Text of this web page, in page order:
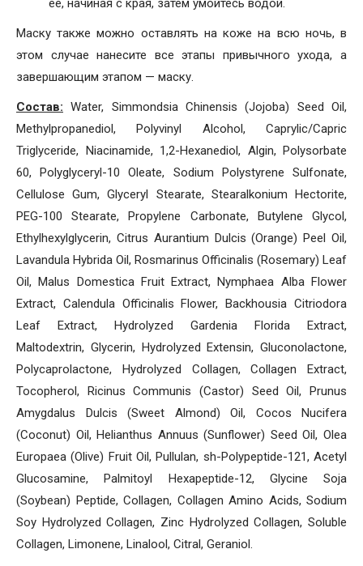
её, начиная с края, затем умойтесь водой.
Маску также можно оставлять на коже на всю ночь, в
этом случае нанесите все этапы привычного ухода, а
завершающим этапом — маску.
Состав: Water, Simmondsia Chinensis (Jojoba) Seed Oil,
Methylpropanediol, Polyvinyl Alcohol, Caprylic/Capric
Triglyceride, Niacinamide, 1,2-Hexanediol, Algin, Polysorbate
60, Polyglyceryl-10 Oleate, Sodium Polystyrene Sulfonate,
Cellulose Gum, Glyceryl Stearate, Stearalkonium Hectorite,
PEG-100 Stearate, Propylene Carbonate, Butylene Glycol,
Ethylhexylglycerin, Citrus Aurantium Dulcis (Orange) Peel Oil,
Lavandula Hybrida Oil, Rosmarinus Officinalis (Rosemary) Leaf
Oil, Malus Domestica Fruit Extract, Nymphaea Alba Flower
Extract, Calendula Officinalis Flower, Backhousia Citriodora
Leaf Extract, Hydrolyzed Gardenia Florida Extract,
Maltodextrin, Glycerin, Hydrolyzed Extensin, Gluconolactone,
Polycaprolactone, Hydrolyzed Collagen, Collagen Extract,
Tocopherol, Ricinus Communis (Castor) Seed Oil, Prunus
Amygdalus Dulcis (Sweet Almond) Oil, Cocos Nucifera
(Coconut) Oil, Helianthus Annuus (Sunflower) Seed Oil, Olea
Europaea (Olive) Fruit Oil, Pullulan, sh-Polypeptide-121, Acetyl
Glucosamine, Palmitoyl Hexapeptide-12, Glycine Soja
(Soybean) Peptide, Collagen, Collagen Amino Acids, Sodium
Soy Hydrolyzed Collagen, Zinc Hydrolyzed Collagen, Soluble
Collagen, Limonene, Linalool, Citral, Geraniol.